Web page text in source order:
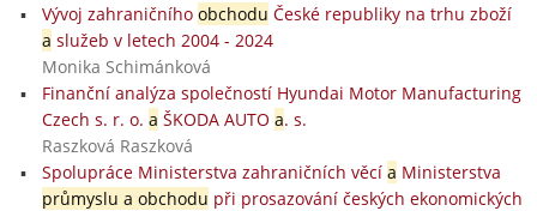
Vývoj zahraničního obchodu České republiky na trhu zboží
a služeb v letech 2004 - 2024
Monika Schimánková
Finanční analýza společností Hyundai Motor Manufacturing
Czech s. r. o. a ŠKODA AUTO a. s.
Raszková Raszková
Spolupráce Ministerstva zahraničních věcí a Ministerstva
průmyslu a obchodu při prosazování českých ekonomických